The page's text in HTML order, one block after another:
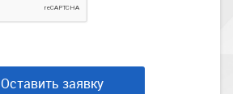
Оставить заявку